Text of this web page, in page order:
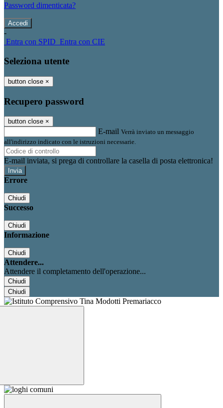
Password dimenticata?
-
Entra con SPID Entra con CIE
Seleziona utente
button close ×
Recupero password
button close ×
E-mail Verrà inviato un messaggio
all'indirizzo indicato con le istruzioni necessarie.
E-mail inviata, si prega di controllare la casella di posta elettronica!
Errore
Chiudi
Successo
Chiudi
Informazione
Chiudi
Attendere...
Attendere il completamento dell'operazione...
Chiudi
Chiudi